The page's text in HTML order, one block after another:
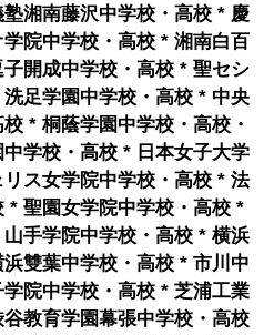
湘南藤沢中学校・高校 * 慶
院中学校・高校 * 湘南白百
開成中学校・高校 * 聖セシ
足学園中学校・高校 * 中央
* 桐蔭学園中学校・高校・
学校・高校 * 日本女子大学
ス女学院中学校・高校 * 法
* 聖園女学院中学校・高校 *
手学院中学校・高校 * 横浜
雙葉中学校・高校 * 市川中
院中学校・高校 * 芝浦工業
教育学園幕張中学校・高校